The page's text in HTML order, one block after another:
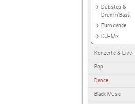
Dubstep &
Drum'n'Bass
Eurodance
DJ-Mix
Konzerte &
Pop
Dance
Black Music